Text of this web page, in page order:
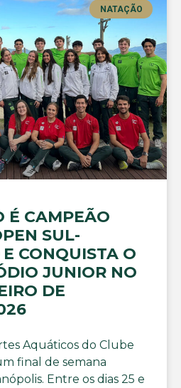
NATAÇÃO
É CAMPEÃO
SUL-
CONQUISTA O
JUNIOR NO
DE
Aquáticos do Clube
final de semana
Entre os dias 25 e